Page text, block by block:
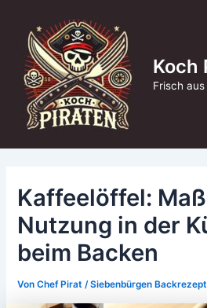
springen
Koch
Frisch
Kaffeelöffel:
Nutzung in der
beim Backen
VonChef Pirat/Siebenbürgen